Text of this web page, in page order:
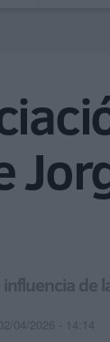
02/04/2026 - 14:14